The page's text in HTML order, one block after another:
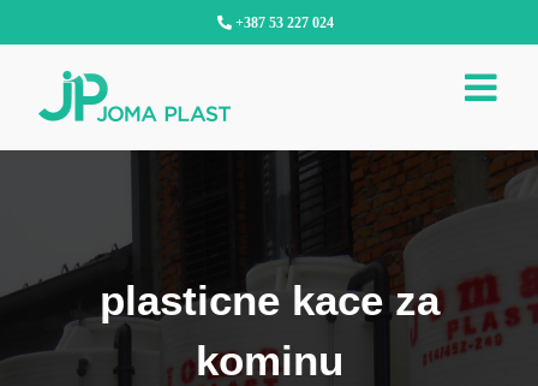
+387 53 227 024
plasticne kace za
kominu